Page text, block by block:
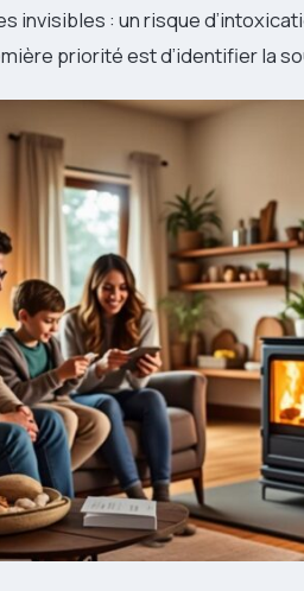
invisibles : un risque
priorité est d’identifier la